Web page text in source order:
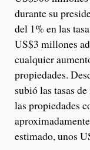
durante su
del 1% en las
US$3 millones
cualquier
propiedades.
subió las tasas
las propiedades
estimado, unos